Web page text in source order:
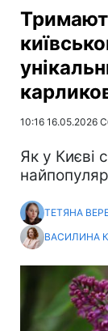
10:16 16.05.2026
Як у Києві
ТЕТЯНА
ВАСИЛИНА